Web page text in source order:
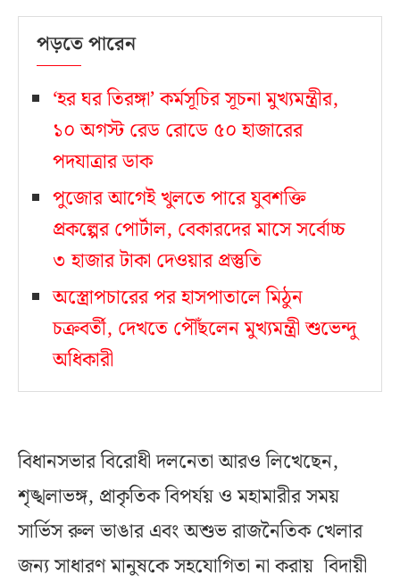
পড়তে পারেন
‘হর ঘর তিরঙ্গা’ কর্মসূচির সূচনা মুখ্যমন্ত্রীর,
১০ অগস্ট রেড রোডে ৫০ হাজারের
পদযাত্রার ডাক
পুজোর আগেই খুলতে পারে যুবশক্তি
প্রকল্পের পোর্টাল, বেকারদের মাসে সর্বোচ্চ
৩ হাজার টাকা দেওয়ার প্রস্তুতি
অস্ত্রোপচারের পর হাসপাতালে মিঠুন
চক্রবর্তী, দেখতে পৌঁছলেন মুখ্যমন্ত্রী শুভেন্দু
অধিকারী
বিধানসভার বিরোধী দলনেতা আরও লিখেছেন,
শৃঙ্খলাভঙ্গ, প্রাকৃতিক বিপর্যয় ও মহামারীর সময়
সার্ভিস রুল ভাঙার এবং অশুভ রাজনৈতিক খেলার
জন্য সাধারণ মানুষকে সহযোগিতা না করায় বিদায়ী